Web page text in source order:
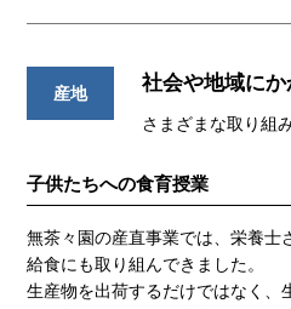
産地 社会や地域にか
さまざまな取り組
子供たちへの食育授業
無茶々園の産直事業では、栄養士
給食にも取り組んできました。
生産物を出荷するだけではなく、